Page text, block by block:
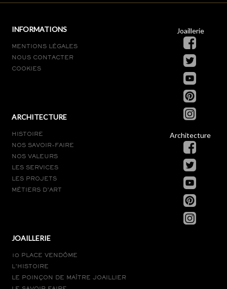
INFORMATIONS
MENTIONS LÉGALES
NOUS CONTACTER
COOKIES
ARCHITECTURE
HISTOIRE
NOS SAVOIR-FAIRE
NOS VALEURS
LES SERVICES
LES PROJETS
MÉTIERS D’ART
JOAILLERIE
10 PLACE VENDÔME
L’HISTOIRE
LE POINÇON DE MAÎTRE JOAILLIER
Joaillerie
Architecture